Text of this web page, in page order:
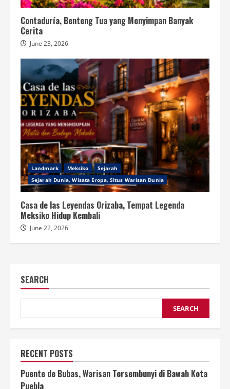
Contaduría, Benteng Tua yang Menyimpan Banyak
Cerita
June 23, 2026
Landmark Meksiko
Sejarah
Sejarah Dunia, Wisata Eropa, Situs Warisan Dunia
Casa de las Leyendas Orizaba, Tempat Legenda
Meksiko Hidup Kembali
June 22, 2026
SEARCH
SEARCH
RECENT POSTS
Puente de Bubas, Warisan Tersembunyi di Bawah Kota
Puebla